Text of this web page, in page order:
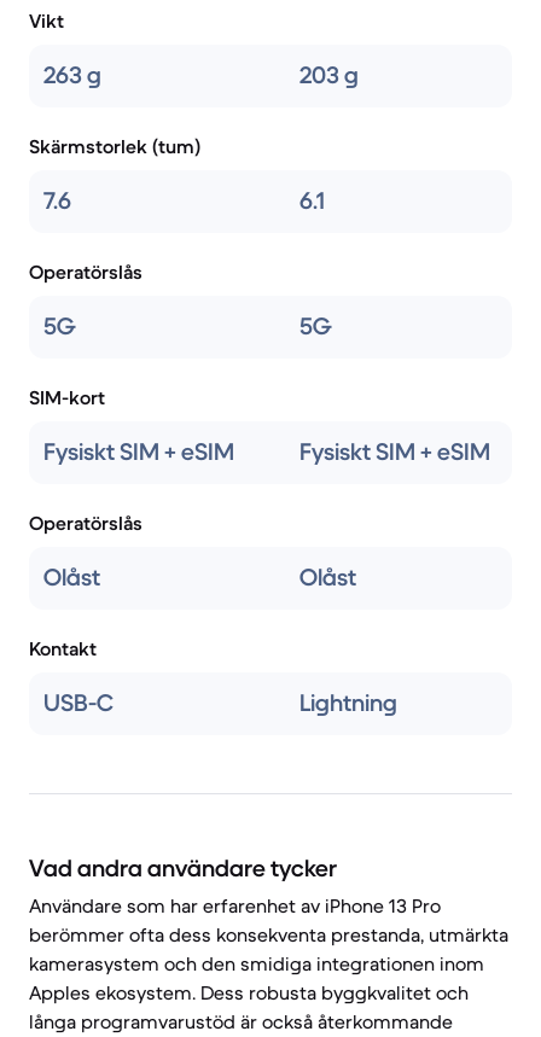
Vikt
263 g 203 g
Skärmstorlek (tum)
7.6 6.1
Operatörslås
5G 5G
SIM-kort
Fysiskt SIM + eSIM Fysiskt SIM + eSIM
Operatörslås
Olåst Olåst
Kontakt
USB-C Lightning
Vad andra användare tycker
Användare som har erfarenhet av iPhone 13 Pro
berömmer ofta dess konsekventa prestanda, utmärkta
kamerasystem och den smidiga integrationen inom
Apples ekosystem. Dess robusta byggkvalitet och
långa programvarustöd är också återkommande